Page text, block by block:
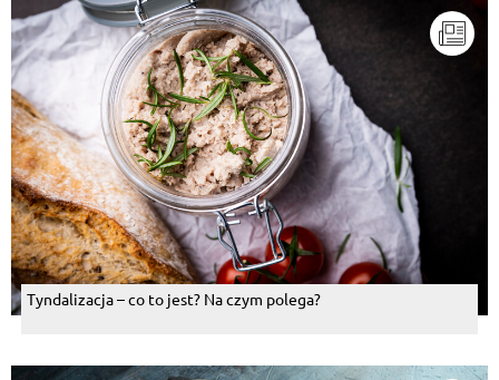
Tyndalizacja – co to jest? Na czym polega?